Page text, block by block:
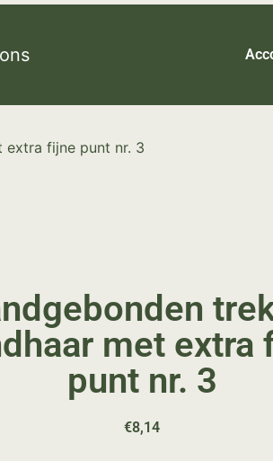
extra fijne punt nr. 3
met extra
punt nr. 3
€8,14